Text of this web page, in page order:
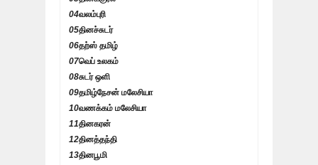
04வலம்புரி
05தினச்சுடர்
06தற்ஸ் தமிழ்
07வெப் உலகம்
08சுடர் ஒளி
09தமிழ்நேசன் மலேசியா
10வணக்கம் மலேசியா
11தினகரன்
12தினத்தந்தி
13தினபூமி